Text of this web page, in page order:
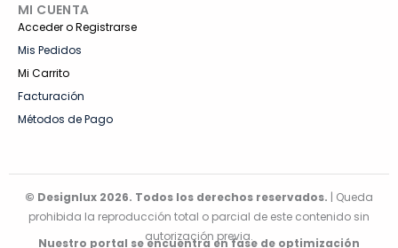
MI CUENTA
Acceder o Registrarse
Mis Pedidos
Mi Carrito
Facturación
Métodos de Pago
© Designlux 2026. Todos los derechos reservados. | Queda
prohibida la reproducción total o parcial de este contenido sin
autorización previa.
Nuestro portal se encuentra en fase de optimización